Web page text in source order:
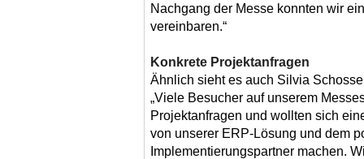
Nachgang der Messe konnten wir
vereinbaren.“
Konkrete Projektanfragen
Ähnlich sieht es auch Silvia
„Viele Besucher auf unserem
Projektanfragen und wollten sich
von unserer ERP-Lösung und dem
Implementierungspartner machen.